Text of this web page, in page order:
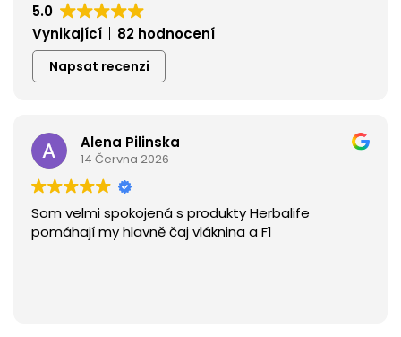
5.0
Vynikající
82 hodnocení
Napsat recenzi
Alena Pilinska
14 Června 2026
Som velmi spokojená s produkty Herbalife
pomáhají my hlavně čaj vláknina a F1